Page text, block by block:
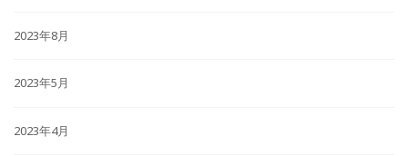
2023年8月
2023年5月
2023年4月